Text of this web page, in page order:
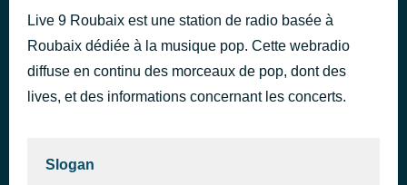
Live 9 Roubaix est une station de radio basée à
Roubaix dédiée à la musique pop. Cette webradio
diffuse en continu des morceaux de pop, dont des
lives, et des informations concernant les concerts.
Slogan